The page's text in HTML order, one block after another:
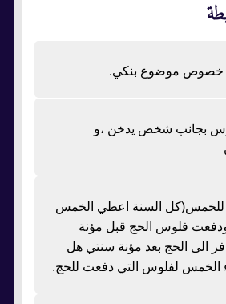
خصوص موضوع بنكي.
بجانب شخص يدخن ،و
للخمس(كل السنة اعطي الخمس
ودفعت فلوس الحج قبل مؤنة
الى الحج بعد مؤنة سنتي هل
الخمس لفلوس التي دفعت للحج.